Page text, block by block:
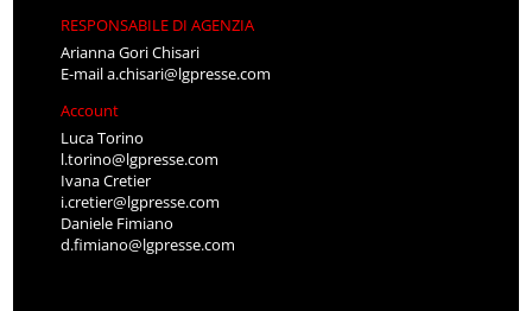
RESPONSABILE DI AGENZIA
Arianna Gori Chisari
E-maila.chisari@lgpresse.com
Account
Luca Torino
l.torino@lgpresse.com
Ivana Cretier
i.cretier@lgpresse.com
Daniele Fimiano
d.fimiano@lgpresse.com